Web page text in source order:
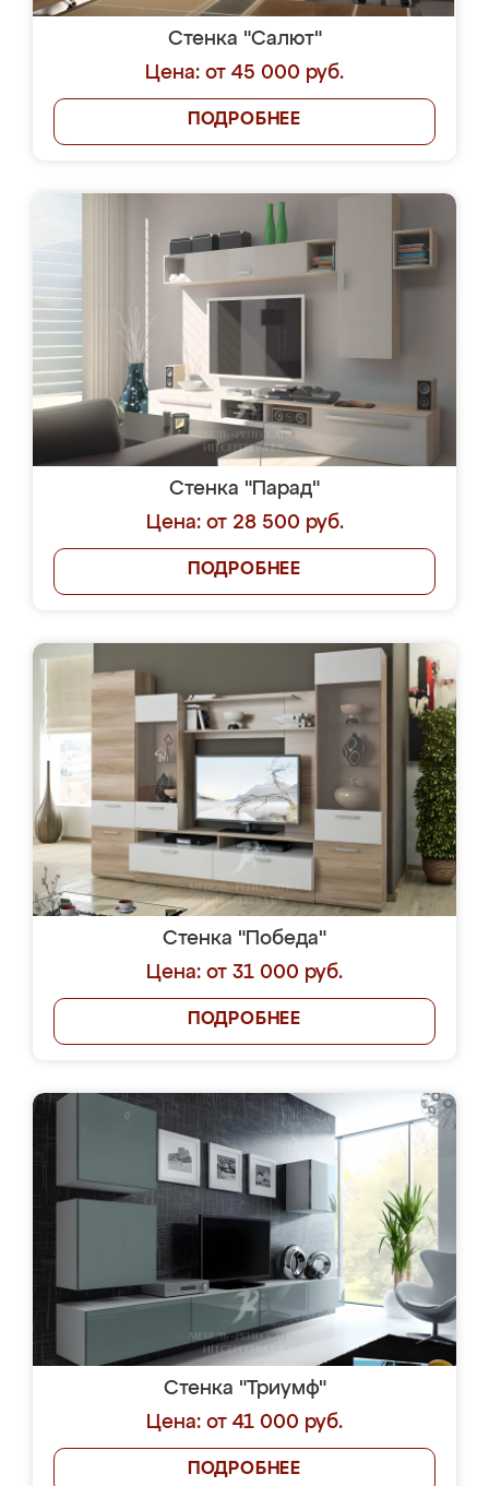
Стенка "Салют"
Цена: от 45 000 руб.
ПОДРОБНЕЕ
Стенка "Парад"
Цена: от 28 500 руб.
ПОДРОБНЕЕ
Стенка "Победа"
Цена: от 31 000 руб.
ПОДРОБНЕЕ
Стенка "Триумф"
Цена: от 41 000 руб.
ПОДРОБНЕЕ